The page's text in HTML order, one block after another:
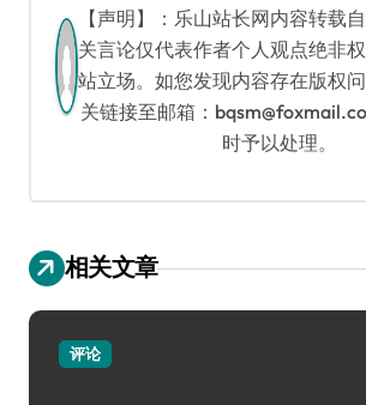
【声明】：乐山站长网内容转载
关言论仅代表作者个人观点绝非
站立场。如您发现内容存在版权
关链接至邮箱：
时予以处理。
相关文章
评论